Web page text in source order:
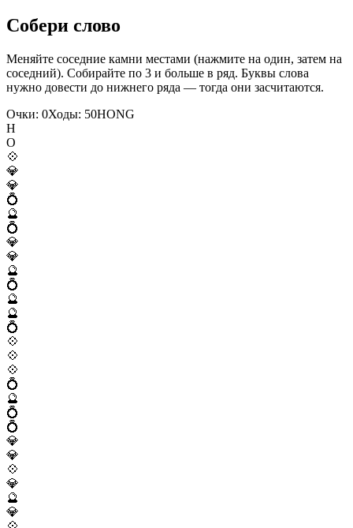
Собери слово
Меняйте соседние камни местами (нажмите на один, затем на
соседний). Собирайте по 3 и больше в ряд. Буквы слова
нужно довести до нижнего ряда — тогда они засчитаются.
Очки: 0Ходы: 50HONG
H
O
💠
💎
💎
💍
🔮
💍
💎
💎
🔮
💍
🔮
🔮
💍
💠
💠
💠
💍
🔮
💍
💍
💎
💎
💠
💎
🔮
💎